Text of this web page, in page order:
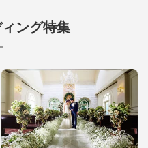
ング特集